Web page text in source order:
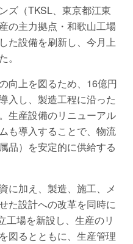
ズ（TKSL、東京都江東
の主力拠点・和歌山工場
た設備を刷新し、今月上
向上を図るため、16億円
入し、製造工程に沿った
生産設備のリニューアル
も導入することで、物流
品）を安定的に供給する
に加え、製造、施工、メ
た設計への改革を同時に
工場を新設し、生産のリ
図るとともに、生産管理